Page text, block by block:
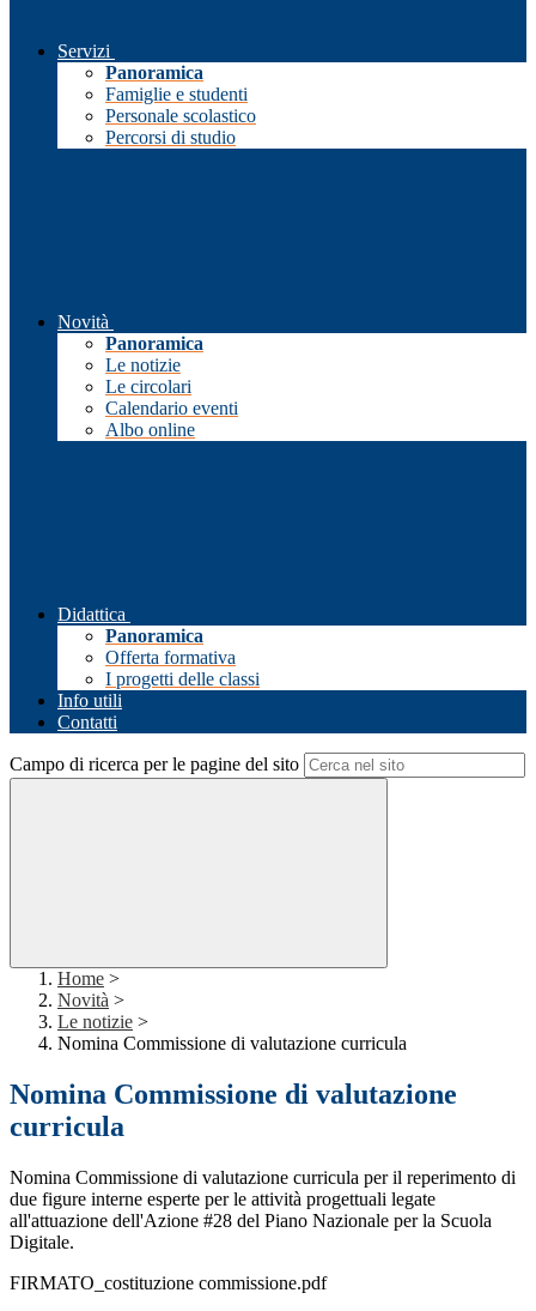
Servizi
Panoramica
Famiglie e studenti
Personale scolastico
Percorsi di studio
Novità
Panoramica
Le notizie
Le circolari
Calendario eventi
Albo online
Didattica
Panoramica
Offerta formativa
I progetti delle classi
Info utili
Contatti
Campo di ricerca per le pagine del sito
Home >
Novità >
Le notizie >
Nomina Commissione di valutazione curricula
Nomina Commissione di valutazione
curricula
Nomina Commissione di valutazione curricula per il reperimento di
due figure interne esperte per le attività progettuali legate
all'attuazione dell'Azione #28 del Piano Nazionale per la Scuola
Digitale.
FIRMATO_costituzione commissione.pdf